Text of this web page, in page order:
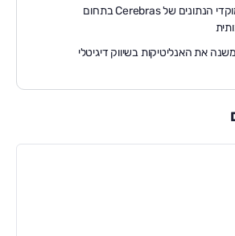
גידול כוח וחדשנות במוקדי הנתונים של Cerebras בתחום
את האנליטיקות בשיווק דיגיטלי